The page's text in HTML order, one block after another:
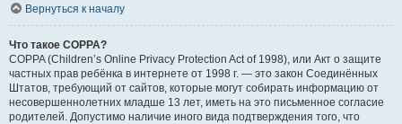
Вернуться к началу
Что такое COPPA?
COPPA (Children’s Online Privacy Protection Act of 1998), или Акт о защите
частных прав ребёнка в интернете от 1998 г. — это закон Соединённых
Штатов, требующий от сайтов, которые могут собирать информацию от
несовершеннолетних младше 13 лет, иметь на это письменное согласие
родителей. Допустимо наличие иного вида подтверждения того, что